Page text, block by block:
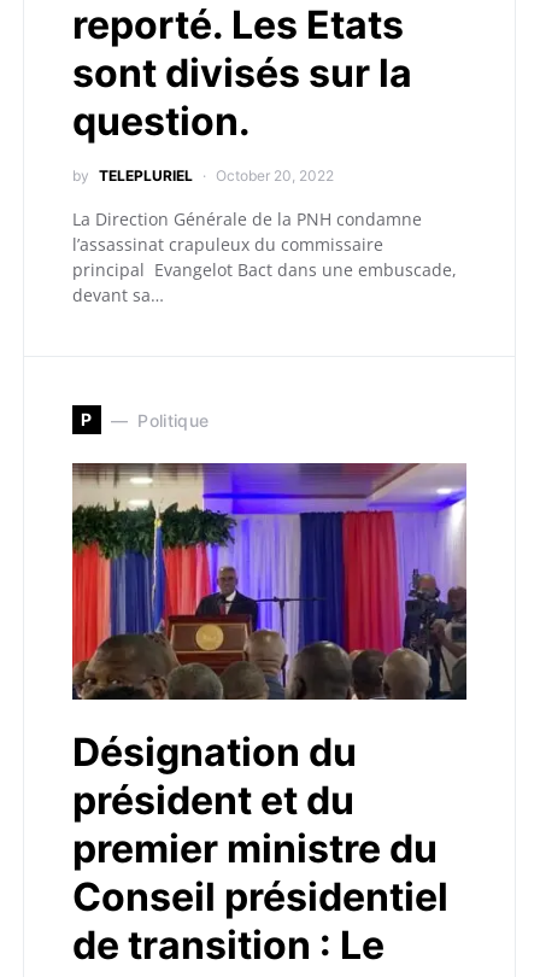
reporté. Les Etats
sont divisés sur la
question.
by TELEPLURIEL October 20, 2022
La Direction Générale de la PNH condamne
l’assassinat crapuleux du commissaire
principal Evangelot Bact dans une embuscade,
devant sa…
P Politique
Désignation du
président et du
premier ministre du
Conseil présidentiel
de transition : Le